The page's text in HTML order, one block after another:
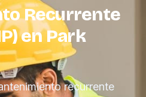
Recurrente
en Park
recurrente